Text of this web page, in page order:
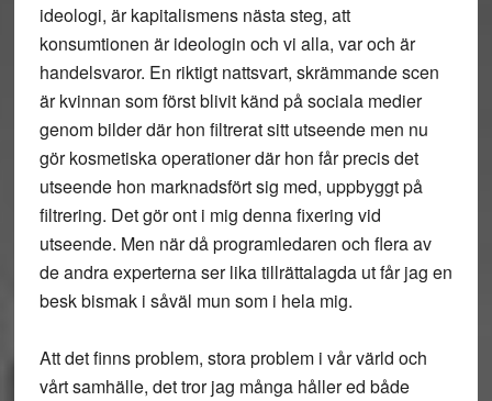
ideologi, är kapitalismens nästa steg, att
konsumtionen är ideologin och vi alla, var och är
handelsvaror. En riktigt nattsvart, skrämmande scen
är kvinnan som först blivit känd på sociala medier
genom bilder där hon filtrerat sitt utseende men nu
gör kosmetiska operationer där hon får precis det
utseende hon marknadsfört sig med, uppbyggt på
filtrering. Det gör ont i mig denna fixering vid
utseende. Men när då programledaren och flera av
de andra experterna ser lika tillrättalagda ut får jag en
besk bismak i såväl mun som i hela mig.
Att det finns problem, stora problem i vår värld och
vårt samhälle, det tror jag många håller ed både